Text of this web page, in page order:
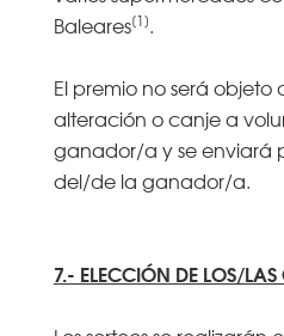
Baleares[1].
El premio no será
alteración o canje a
ganador/a y se enviará
del/de la ganador/a.
7.- ELECCIÓN DE LOS/